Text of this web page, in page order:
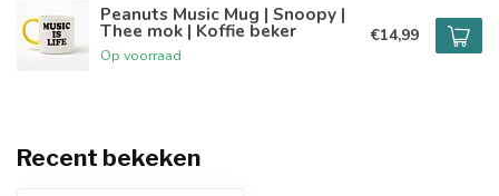
Peanuts Music Mug | Snoopy |
Thee mok | Koffie beker
Op voorraad
€14,99
Recent bekeken